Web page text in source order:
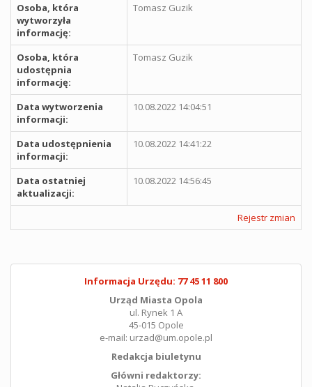
Osoba, która
wytworzyła
informację:
Tomasz Guzik
Osoba, która
udostępnia
informację:
Tomasz Guzik
Data wytworzenia
informacji:
10.08.2022 14:04:51
Data udostępnienia
informacji:
10.08.2022 14:41:22
Data ostatniej
aktualizacji:
10.08.2022 14:56:45
Rejestr zmian
Informacja Urzędu: 77 45 11 800
Urząd Miasta Opola
ul. Rynek 1 A
45-015 Opole
e-mail: urzad@um.opole.pl
Redakcja biuletynu
Główni redaktorzy: